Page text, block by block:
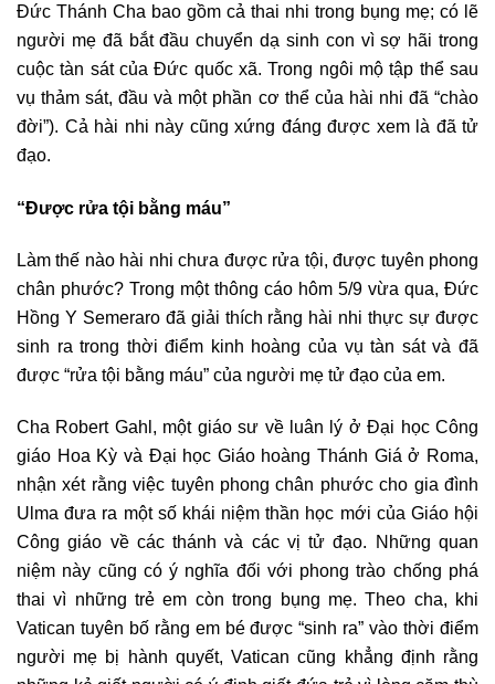
Đức Thánh Cha bao gồm cả thai nhi trong bụng mẹ; có lẽ
người mẹ đã bắt đầu chuyển dạ sinh con vì sợ hãi trong
cuộc tàn sát của Đức quốc xã. Trong ngôi mộ tập thể sau
vụ thảm sát, đầu và một phần cơ thể của hài nhi đã “chào
đời”). Cả hài nhi này cũng xứng đáng được xem là đã tử
đạo.
“Được rửa tội bằng máu”
Làm thế nào hài nhi chưa được rửa tội, được tuyên phong
chân phước? Trong một thông cáo hôm 5/9 vừa qua, Đức
Hồng Y Semeraro đã giải thích rằng hài nhi thực sự được
sinh ra trong thời điểm kinh hoàng của vụ tàn sát và đã
được “rửa tội bằng máu” của người mẹ tử đạo của em.
Cha Robert Gahl, một giáo sư về luân lý ở Đại học Công
giáo Hoa Kỳ và Đại học Giáo hoàng Thánh Giá ở Roma,
nhận xét rằng việc tuyên phong chân phước cho gia đình
Ulma đưa ra một số khái niệm thần học mới của Giáo hội
Công giáo về các thánh và các vị tử đạo. Những quan
niệm này cũng có ý nghĩa đối với phong trào chống phá
thai vì những trẻ em còn trong bụng mẹ. Theo cha, khi
Vatican tuyên bố rằng em bé được “sinh ra” vào thời điểm
người mẹ bị hành quyết, Vatican cũng khẳng định rằng